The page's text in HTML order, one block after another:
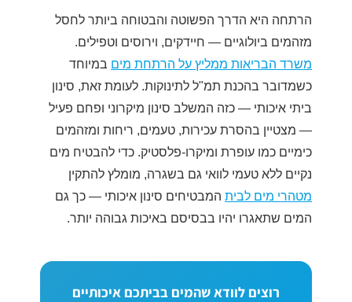
הרתחה היא הדרך הפשוטה והבטוחה ביותר לחסל
מזהמים ביולוגיים — חיידקים, וירוסים וטפילים.
משרד הבריאות ממליץ על הרתחת מים במיוחד
כשמדובר בהכנת תמ"ל לתינוקות. לעומת זאת, סינון
ביתי איכותי — כזה המשלב סינון מיקרוני ופחם פעיל
— מצטיין בהסרת עכירות, טעמים, ריחות ומזהמים
כימיים כמו עופרת ומיקרו-פלסטיק. כדי להבטיח מים
נקיים ללא טעמי לוואי גם בשגרה, מומלץ להתקין
מטהרי מים לבית המבטיחים סינון איכותי — כך גם
המים שתאגרו יהיו בבסיסם באיכות גבוהה יותר.
רוצים לוודא שהמים בביתכם איכותיים